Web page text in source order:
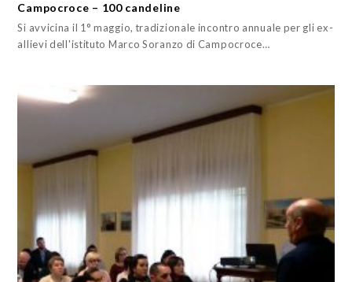
Campocroce – 100 candeline
Si avvicina il 1° maggio, tradizionale incontro annuale per gli ex-
allievi dell'istituto Marco Soranzo di Campocroce…